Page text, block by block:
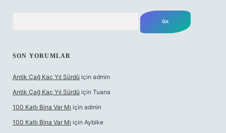
SON YORUMLAR
Antik Çağ Kaç Yıl Sürdü için admin
Antik Çağ Kaç Yıl Sürdü için Tuana
100 Katlı Bina Var Mı için admin
100 Katlı Bina Var Mı için Aybike